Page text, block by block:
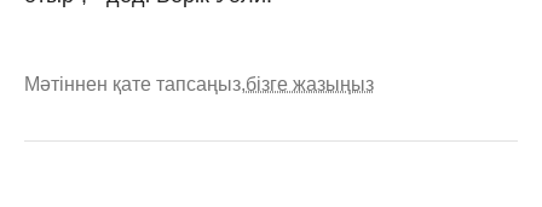
Мәтіннен қате тапсаңыз,бізге жазыңыз